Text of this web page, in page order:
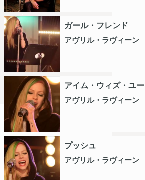
ガール・フレンド
アヴリル・ラヴィーン
アイム・ウィズ・ユー
アヴリル・ラヴィーン
プッシュ
アヴリル・ラヴィーン